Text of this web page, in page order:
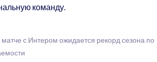
команду.
с Интером ожидается рекорд сезона по